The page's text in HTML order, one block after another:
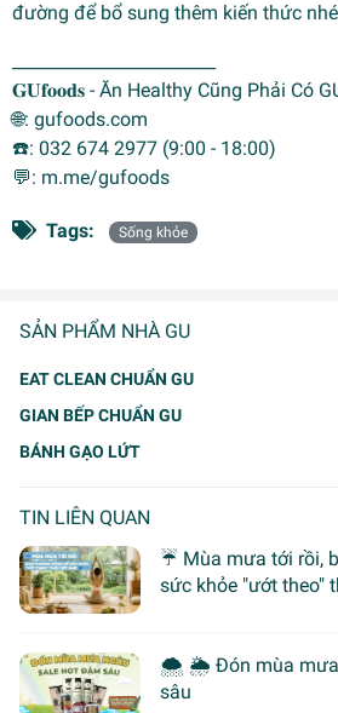
SẢN PHẨM NHÀ GU
EAT CLEAN CHUẨN GU
GIAN BẾP CHUẨN GU
BÁNH GẠO LỨT
TIN LIÊN QUAN
☔ Mùa mưa tới rồi,
sức khỏe "ướt theo"
🌨 🌦 Đón mùa mưa
sâu
đường để bổ sung thêm kiến thức
𝐆𝐔𝐟𝐨𝐨𝐝𝐬 - Ăn Healthy Cũng Phải Có
🌐: gufoods.com
☎️: 032 674 2977 (9:00 - 18:00)
💬: m.me/gufoods
Tags: Sống khỏe